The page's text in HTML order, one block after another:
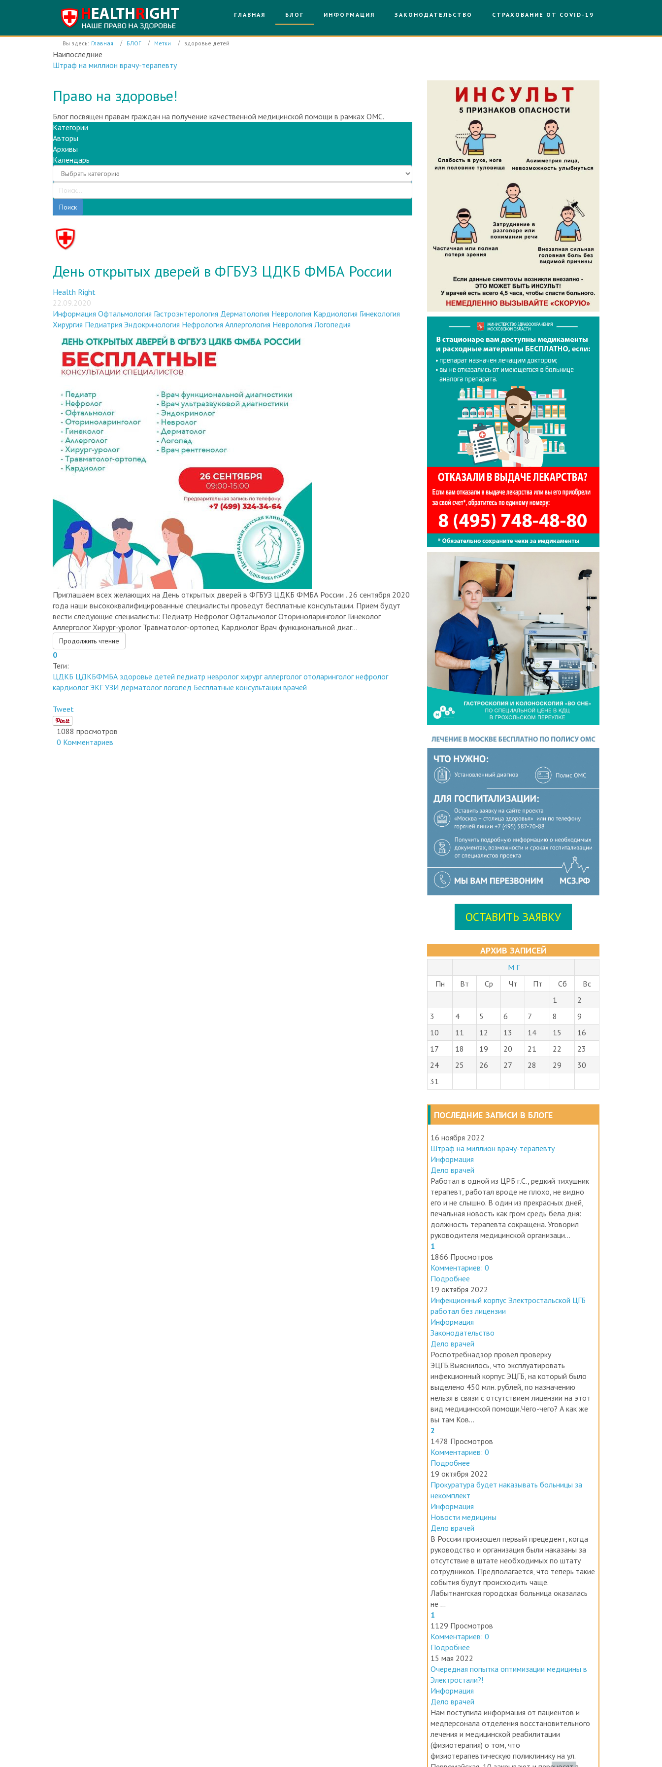
ГЛАВНАЯ БЛОГ ИНФОРМАЦИЯ ЗАКОНОДАТЕЛЬСТВО СТРАХОВАНИЕ ОТ COVID-19
Вы здесь: Главная БЛОГ Метки здоровье детей
Наипоследние
Инфекционный корпус Электростальской ЦГБ работал без лицензии
Право на здоровье!
Блог посвящен правам граждан на получение качественной медицинской помощи в рамках ОМС.
Категории
Авторы
Архивы
Календарь
Поиск
День открытых дверей в ФГБУЗ ЦДКБ ФМБА России
Health Right
22.09.2020
Информация Офтальмология Гастроэнтерология Дерматология Неврология Кардиология
Хирургия
Педиатрия Эндокринология Нефрология Аллергология Неврология
Приглашаем всех желающих на День открытых дверей в ФГБУЗ ЦДКБ ФМБА России . 26 сентября 2020
года наши высококвалифицированные специалисты проведут бесплатные консультации. Прием будут
вести следующие специалисты: Педиатр Нефролог Офтальмолог Оториноларинголог Гинеколог
Аллерголог Хирург-уролог Травматолог-ортопед Кардиолог Врач функциональной диаг...
Продолжить чтение
0
Теги:
ЦДКБ ЦДКБФМБА здоровье детей педиатр невролог хирург аллерголог отоларинголог
Tweet
1088 просмотров
ОСТАВИТЬ ЗАЯВКУ
АРХИВ ЗАПИСЕЙ
М Г
Пн
Вт Ср Чт Пт Сб
Вс
1
2
3
4 5 6 7 8
9
10
11 12 13 14 15
16
17
18 19 20 21 22
23
24
25 26 27 28 29
30
31
ПОСЛЕДНИЕ ЗАПИСИ В БЛОГЕ
16 ноября 2022
Штраф на миллион врачу-терапевту
Информация
Дело врачей
Работал в одной из ЦРБ г.С., редкий тихушник
терапевт, работал вроде не плохо, не видно
его и не слышно. В один из прекрасных дней,
печальная новость как гром средь бела дня:
должность терапевта сокращена. Уговорил
руководителя медицинской организаци...
1
1866 Просмотров
Комментариев: 0
Подробнее
19 октября 2022
Инфекционный корпус Электростальской ЦГБ
работал без лицензии
Информация
Законодательство
Дело врачей
Роспотребнадзор провел проверку
ЭЦГБ.Выяснилось, что эксплуатировать
инфекционный корпус ЭЦГБ, на который было
выделено 450 млн. рублей, по назначению
нельзя в связи с отсутствием лицензии на этот
вид медицинской помощи.Чего-чего? А как же
вы там Ков...
2
1478 Просмотров
Комментариев: 0
Подробнее
19 октября 2022
Прокуратура будет наказывать больницы за
некомплект
Информация
Новости медицины
Дело врачей
В России произошел первый прецедент, когда
руководство и организация были наказаны за
отсутствие в штате необходимых по штату
сотрудников. Предполагается, что теперь такие
события будут происходить чаще.
Лабытнангская городская больница оказалась
не ...
1
1129 Просмотров
Комментариев: 0
Подробнее
15 мая 2022
Очередная попытка оптимизации медицины в
Электростали?!
Информация
Дело врачей
Нам поступила информация от пациентов и
медперсонала отделения восстановительного
лечения и медицинской реабилитации
(физиотерапия) о том, что